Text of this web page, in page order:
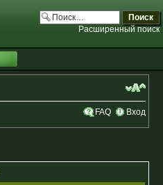
Расширенный поиск
FAQ Вход